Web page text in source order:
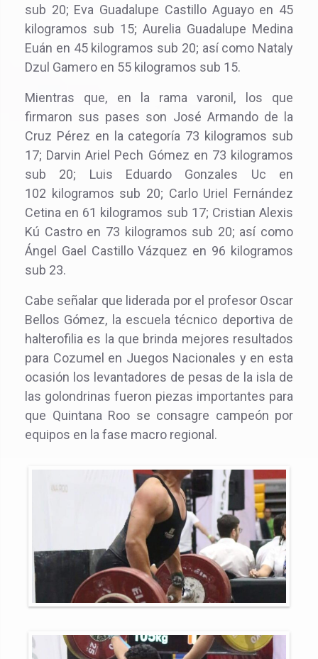
sub 20; Eva Guadalupe Castillo Aguayo en 45
kilogramos sub 15; Aurelia Guadalupe Medina
Euán en 45 kilogramos sub 20; así como Nataly
Dzul Gamero en 55 kilogramos sub 15.
Mientras que, en la rama varonil, los que
firmaron sus pases son José Armando de la
Cruz Pérez en la categoría 73 kilogramos sub
17; Darvin Ariel Pech Gómez en 73 kilogramos
sub 20; Luis Eduardo Gonzales Uc en
102 kilogramos sub 20; Carlo Uriel Fernández
Cetina en 61 kilogramos sub 17; Cristian Alexis
Kú Castro en 73 kilogramos sub 20; así como
Ángel Gael Castillo Vázquez en 96 kilogramos
sub 23.
Cabe señalar que liderada por el profesor Oscar
Bellos Gómez, la escuela técnico deportiva de
halterofilia es la que brinda mejores resultados
para Cozumel en Juegos Nacionales y en esta
ocasión los levantadores de pesas de la isla de
las golondrinas fueron piezas importantes para
que Quintana Roo se consagre campeón por
equipos en la fase macro regional.